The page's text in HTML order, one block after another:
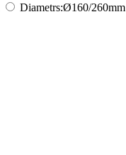
Diametrs:Ø160/260mm